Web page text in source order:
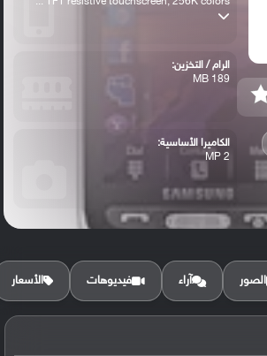
الرام / التخزين:
189 MB
الكاميرا الأساسية:
2 MP
الصور آراء فيديوهات الأسعار